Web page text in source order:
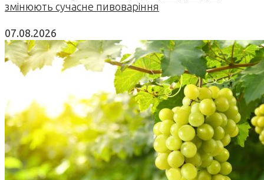
змінюють сучасне пивоваріння
07.08.2026